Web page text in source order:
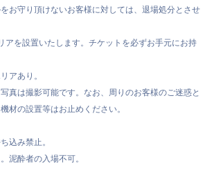
お守り頂けないお客様に対しては、退場処分とさせ
アを設置いたします。チケットを必ずお手元にお持
アあり。
真は撮影可能です。なお、周りのお客様のご迷惑と
材の設置等はお止めください。
込み禁止。
泥酔者の入場不可。